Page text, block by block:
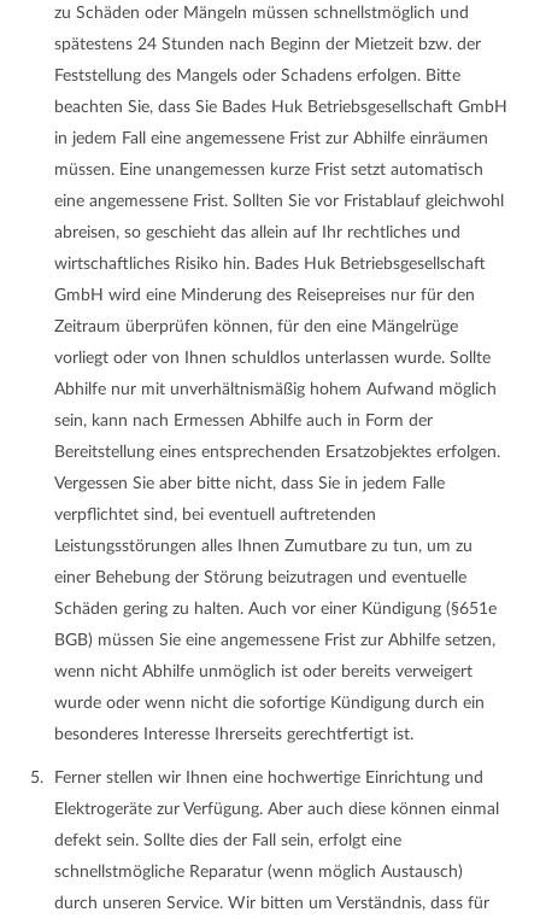
zu Schäden oder Mängeln müssen schnellstmöglich und
spätestens 24 Stunden nach Beginn der Mietzeit bzw. der
Feststellung des Mangels oder Schadens erfolgen. Bitte
beachten Sie, dass Sie Bades Huk Betriebsgesellschaft GmbH
in jedem Fall eine angemessene Frist zur Abhilfe einräumen
müssen. Eine unangemessen kurze Frist setzt automatisch
eine angemessene Frist. Sollten Sie vor Fristablauf gleichwohl
abreisen, so geschieht das allein auf Ihr rechtliches und
wirtschaftliches Risiko hin. Bades Huk Betriebsgesellschaft
GmbH wird eine Minderung des Reisepreises nur für den
Zeitraum überprüfen können, für den eine Mängelrüge
vorliegt oder von Ihnen schuldlos unterlassen wurde. Sollte
Abhilfe nur mit unverhältnismäßig hohem Aufwand möglich
sein, kann nach Ermessen Abhilfe auch in Form der
Bereitstellung eines entsprechenden Ersatzobjektes erfolgen.
Vergessen Sie aber bitte nicht, dass Sie in jedem Falle
verpflichtet sind, bei eventuell auftretenden
Leistungsstörungen alles Ihnen Zumutbare zu tun, um zu
einer Behebung der Störung beizutragen und eventuelle
Schäden gering zu halten. Auch vor einer Kündigung (§651e
BGB) müssen Sie eine angemessene Frist zur Abhilfe setzen,
wenn nicht Abhilfe unmöglich ist oder bereits verweigert
wurde oder wenn nicht die sofortige Kündigung durch ein
besonderes Interesse Ihrerseits gerechtfertigt ist.
Ferner stellen wir Ihnen eine hochwertige Einrichtung und
Elektrogeräte zur Verfügung. Aber auch diese können einmal
defekt sein. Sollte dies der Fall sein, erfolgt eine
schnellstmögliche Reparatur (wenn möglich Austausch)
durch unseren Service. Wir bitten um Verständnis, dass für